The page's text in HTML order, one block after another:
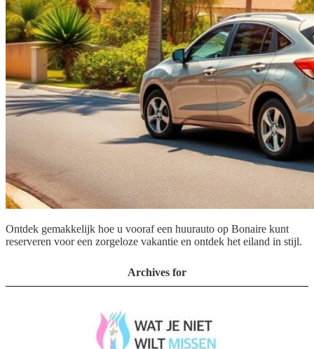
Ontdek gemakkelijk hoe u vooraf een huurauto op Bonaire kunt
reserveren voor een zorgeloze vakantie en ontdek het eiland in stijl.
Archives for